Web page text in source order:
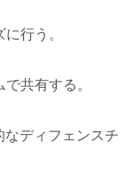
行う。
共有する。
なディフェンスチ